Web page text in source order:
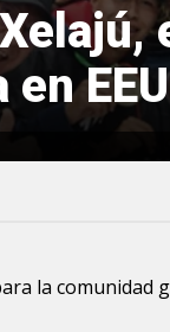
la comunidad